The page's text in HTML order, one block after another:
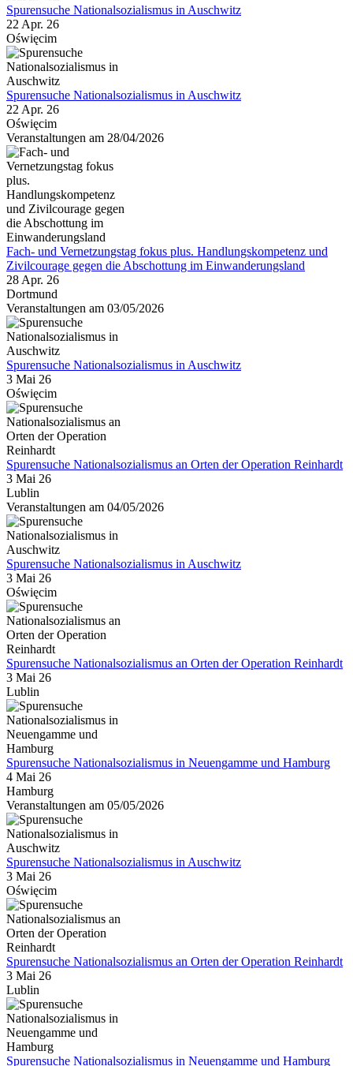
Spurensuche Nationalsozialismus in Auschwitz
22 Apr. 26
Oświęcim
Spurensuche Nationalsozialismus in Auschwitz
22 Apr. 26
Oświęcim
Veranstaltungen am 28/04/2026
Fach- und Vernetzungstag fokus plus. Handlungskompetenz und
Zivilcourage gegen die Abschottung im Einwanderungsland
28 Apr. 26
Dortmund
Veranstaltungen am 03/05/2026
Spurensuche Nationalsozialismus in Auschwitz
3 Mai 26
Oświęcim
Spurensuche Nationalsozialismus an Orten der Operation Reinhardt
3 Mai 26
Lublin
Veranstaltungen am 04/05/2026
Spurensuche Nationalsozialismus in Auschwitz
3 Mai 26
Oświęcim
Spurensuche Nationalsozialismus an Orten der Operation Reinhardt
3 Mai 26
Lublin
Spurensuche Nationalsozialismus in Neuengamme und Hamburg
4 Mai 26
Hamburg
Veranstaltungen am 05/05/2026
Spurensuche Nationalsozialismus in Auschwitz
3 Mai 26
Oświęcim
Spurensuche Nationalsozialismus an Orten der Operation Reinhardt
3 Mai 26
Lublin
Spurensuche Nationalsozialismus in Neuengamme und Hamburg